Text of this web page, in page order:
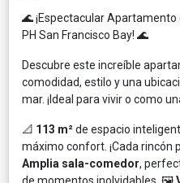
🌊 ¡Espectacular
PH San Francisco Bay! 🌊
Descubre este increíble
comodidad, estilo y una
mar. ¡Ideal para vivir o como
📐 113 m²de espacio
máximo confort. ¡Cada
Amplia sala-comedor,